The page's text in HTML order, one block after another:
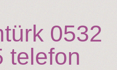
0532
telefon